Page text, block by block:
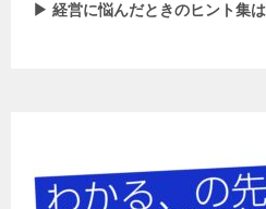
▶ 経営に悩んだときのヒント集は